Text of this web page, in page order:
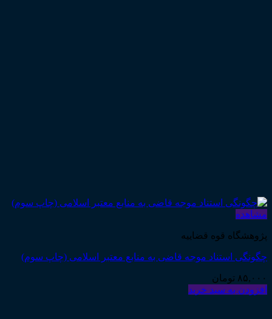
مشاهده
پژوهشگاه قوه قضاییه
چگونگی استناد موجه قاضی به منابع معتبر اسلامی (چاپ سوم)
۸۵,۰۰۰ تومان
افزودن به سبد خرید